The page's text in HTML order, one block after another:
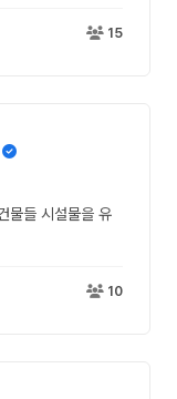
15
물들 시설물을 유
10